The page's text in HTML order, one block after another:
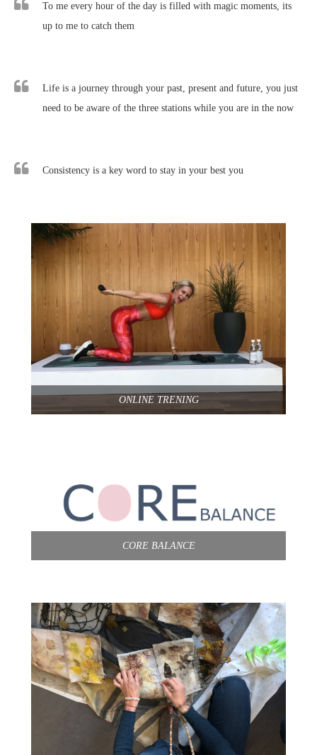
To me every hour of the day is filled with magic moments, its
up to me to catch them
Life is a journey through your past, present and future, you just
need to be aware of the three stations while you are in the now
Consistency is a key word to stay in your best you
ONLINE TRENING
CORE BALANCE